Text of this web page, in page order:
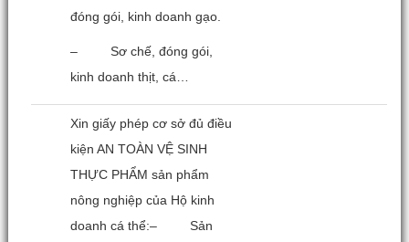
đóng gói, kinh doanh gạo.
– Sơ chế, đóng gói,
kinh doanh thịt, cá…
Xin giấy phép cơ sở đủ điều
kiện AN TOÀN VỆ SINH
THỰC PHẨM sản phẩm
nông nghiệp của Hộ kinh
doanh cá thể:– Sản